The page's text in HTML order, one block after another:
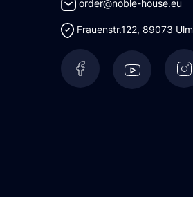
order@noble-house.eu
Frauenstr.122, 89073 Ulm